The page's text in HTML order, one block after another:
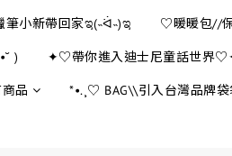
筆小新帶回家ಇ(˵ᐛ˵)ಇ ♡暖暖包//
) ✦♡帶你進入迪士尼童話世界
品 *•.¸♡ BAG\\引入台灣品牌